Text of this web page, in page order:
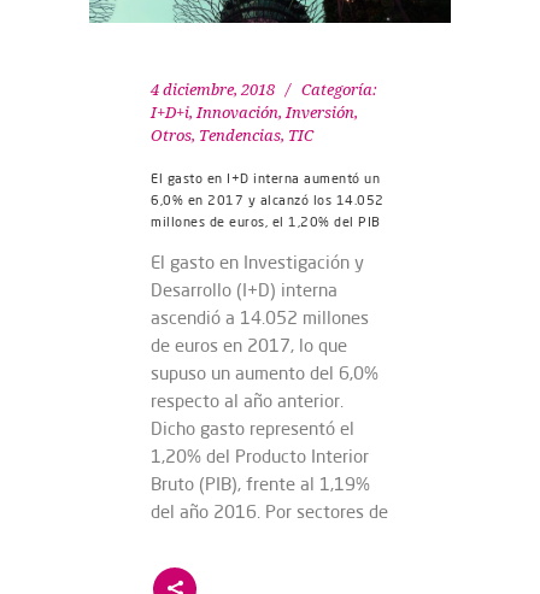
4 diciembre, 2018
Categoría:
I+D+i,Innovación,Inversión,
Otros, Tendencias, TIC
El gasto en I+D interna aumentó un
6,0% en 2017 y alcanzó los 14.052
millones de euros, el 1,20% del PIB
El gasto en Investigación y
Desarrollo (I+D) interna
ascendió a 14.052 millones
de euros en 2017, lo que
supuso un aumento del 6,0%
respecto al año anterior.
Dicho gasto representó el
1,20% del Producto Interior
Bruto (PIB), frente al 1,19%
del año 2016. Por sectores de